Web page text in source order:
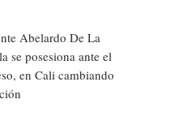
Abelardo De La
se posesiona ante el
en Cali cambiando